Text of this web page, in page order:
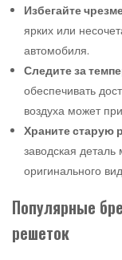
Избегайте
ярких или
автомобиля.
Следите за
обеспечивать
воздуха может
Храните старую
заводская
оригинального
Популярные
решеток